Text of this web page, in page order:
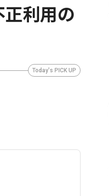
利用の
Today's PICK UP